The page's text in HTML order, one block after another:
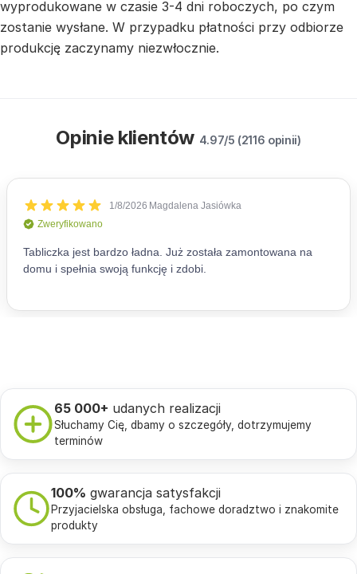
wyprodukowane w czasie 3-4 dni roboczych, po czym
zostanie wysłane. W przypadku płatności przy odbiorze
produkcję zaczynamy niezwłocznie.
Opinie klientów 4.97/5 (2116 opinii)
65 000+ udanych realizacji
Słuchamy Cię, dbamy o szczegóły, dotrzymujemy
terminów
100% gwarancja satysfakcji
Przyjacielska obsługa, fachowe doradztwo i znakomite
produkty